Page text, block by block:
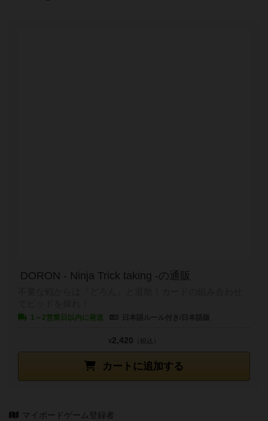
DORON - Ninja Trick taking -の通販
1～2営業日以内に発送
カートに追加する
¥2,420 （税込）
マイボードゲーム登録者